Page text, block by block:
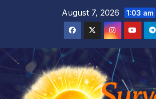
August 7, 2026 1:03 am